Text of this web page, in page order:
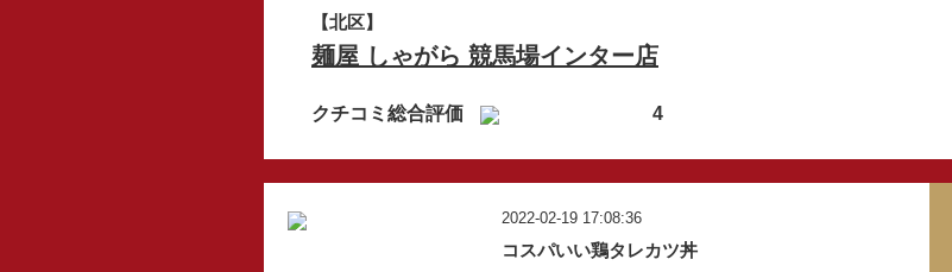
【北区】
麺屋 しゃがら 競馬場インター店
クチコミ総合評価 4
2022-02-19 17:08:36
コスパいい鶏タレカツ丼